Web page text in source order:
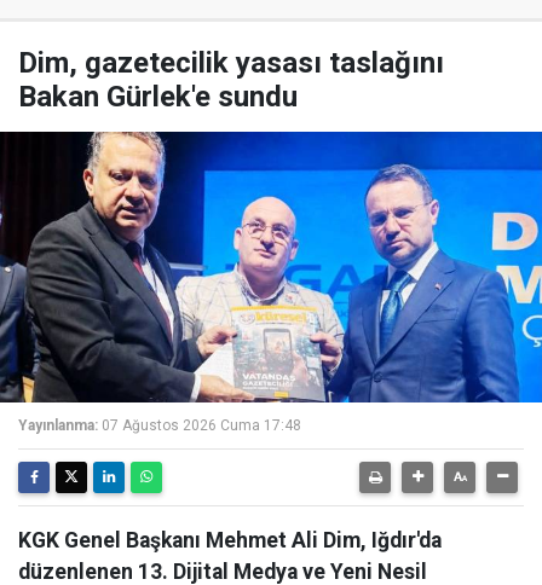
Dim, gazetecilik yasası taslağını
Bakan Gürlek'e sundu
Yayınlanma: 07 Ağustos 2026 Cuma 17:48
KGK Genel Başkanı Mehmet Ali Dim, Iğdır'da
düzenlenen 13. Dijital Medya ve Yeni Nesil